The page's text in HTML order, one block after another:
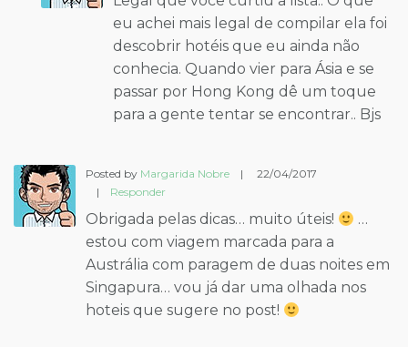
eu achei mais legal de compilar ela foi
descobrir hotéis que eu ainda não
conhecia. Quando vier para Ásia e se
passar por Hong Kong dê um toque
para a gente tentar se encontrar.. Bjs
Posted by Margarida Nobre |
22/04/2017
|
Responder
Obrigada pelas dicas… muito úteis!
…
estou com viagem marcada para a
Austrália com paragem de duas noites em
Singapura… vou já dar uma olhada nos
hoteis que sugere no post!